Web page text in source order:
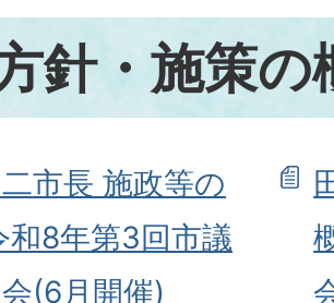
針・施策の
市長 施政等の
和8年第3回市議
(6月開催)